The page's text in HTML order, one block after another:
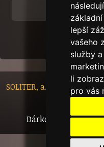
lepší
vašeho
služby
li
pro vás
3 | |
SOLITER, a.s. - Nádražní
Dárkový certifikát